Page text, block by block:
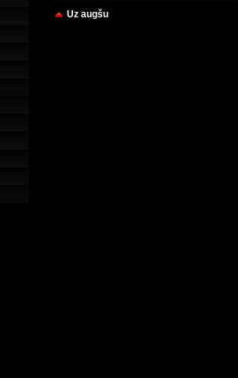
Uz augšu